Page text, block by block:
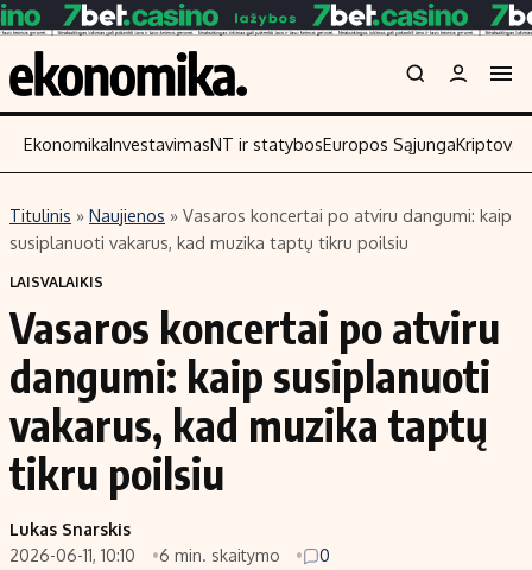
Turinys
Naujienos
Aplinka
Verslas
Energetika
Ekonomika
Politika
NT ir statybos
Skaitykite
Įmonės
Žemės ūkis
Technologijos
Laisvalaikis
EkonomikaInvestavimasNT ir statybosEuropos Sąjunga
Titulinis » Naujienos » Vasaros koncertai po atviru dangumi: kaip
susiplanuoti vakarus, kad muzika taptų tikru poilsiu
LAISVALAIKIS
Vasaros koncertai po atviru
dangumi: kaip susiplanuoti
vakarus, kad muzika taptų
tikru poilsiu
Lukas Snarskis
2026-06-11, 10:10
6 min. skaitymo 0